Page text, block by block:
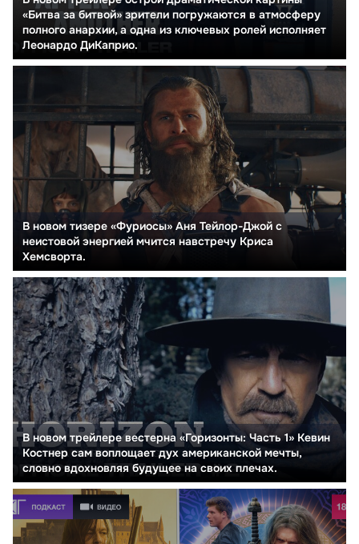
«Битва за битвой» зрители погружаются в атмосферу
полного анархии, а одна из ключевых ролей исполняет
Леонардо ДиКаприо.
В новом тизере «Фуриосы» Аня Тейлор-Джой с
неистовой энергией мчится навстречу Криса
Хемсворта.
В новом трейлере вестерна «Горизонты: Часть 1» Кевин
Костнер сам воплощает дух американской мечты,
словно вдохновляя будущее на своих плечах.